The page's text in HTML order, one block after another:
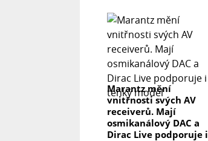
Marantz mění
vnitřnosti svých AV
receiverů. Mají
osmikanálový DAC a
Dirac Live podporuje i